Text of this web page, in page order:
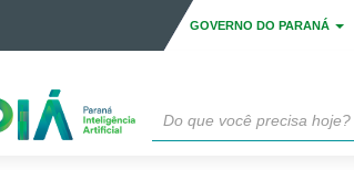
GOVERNO DO PARANÁ